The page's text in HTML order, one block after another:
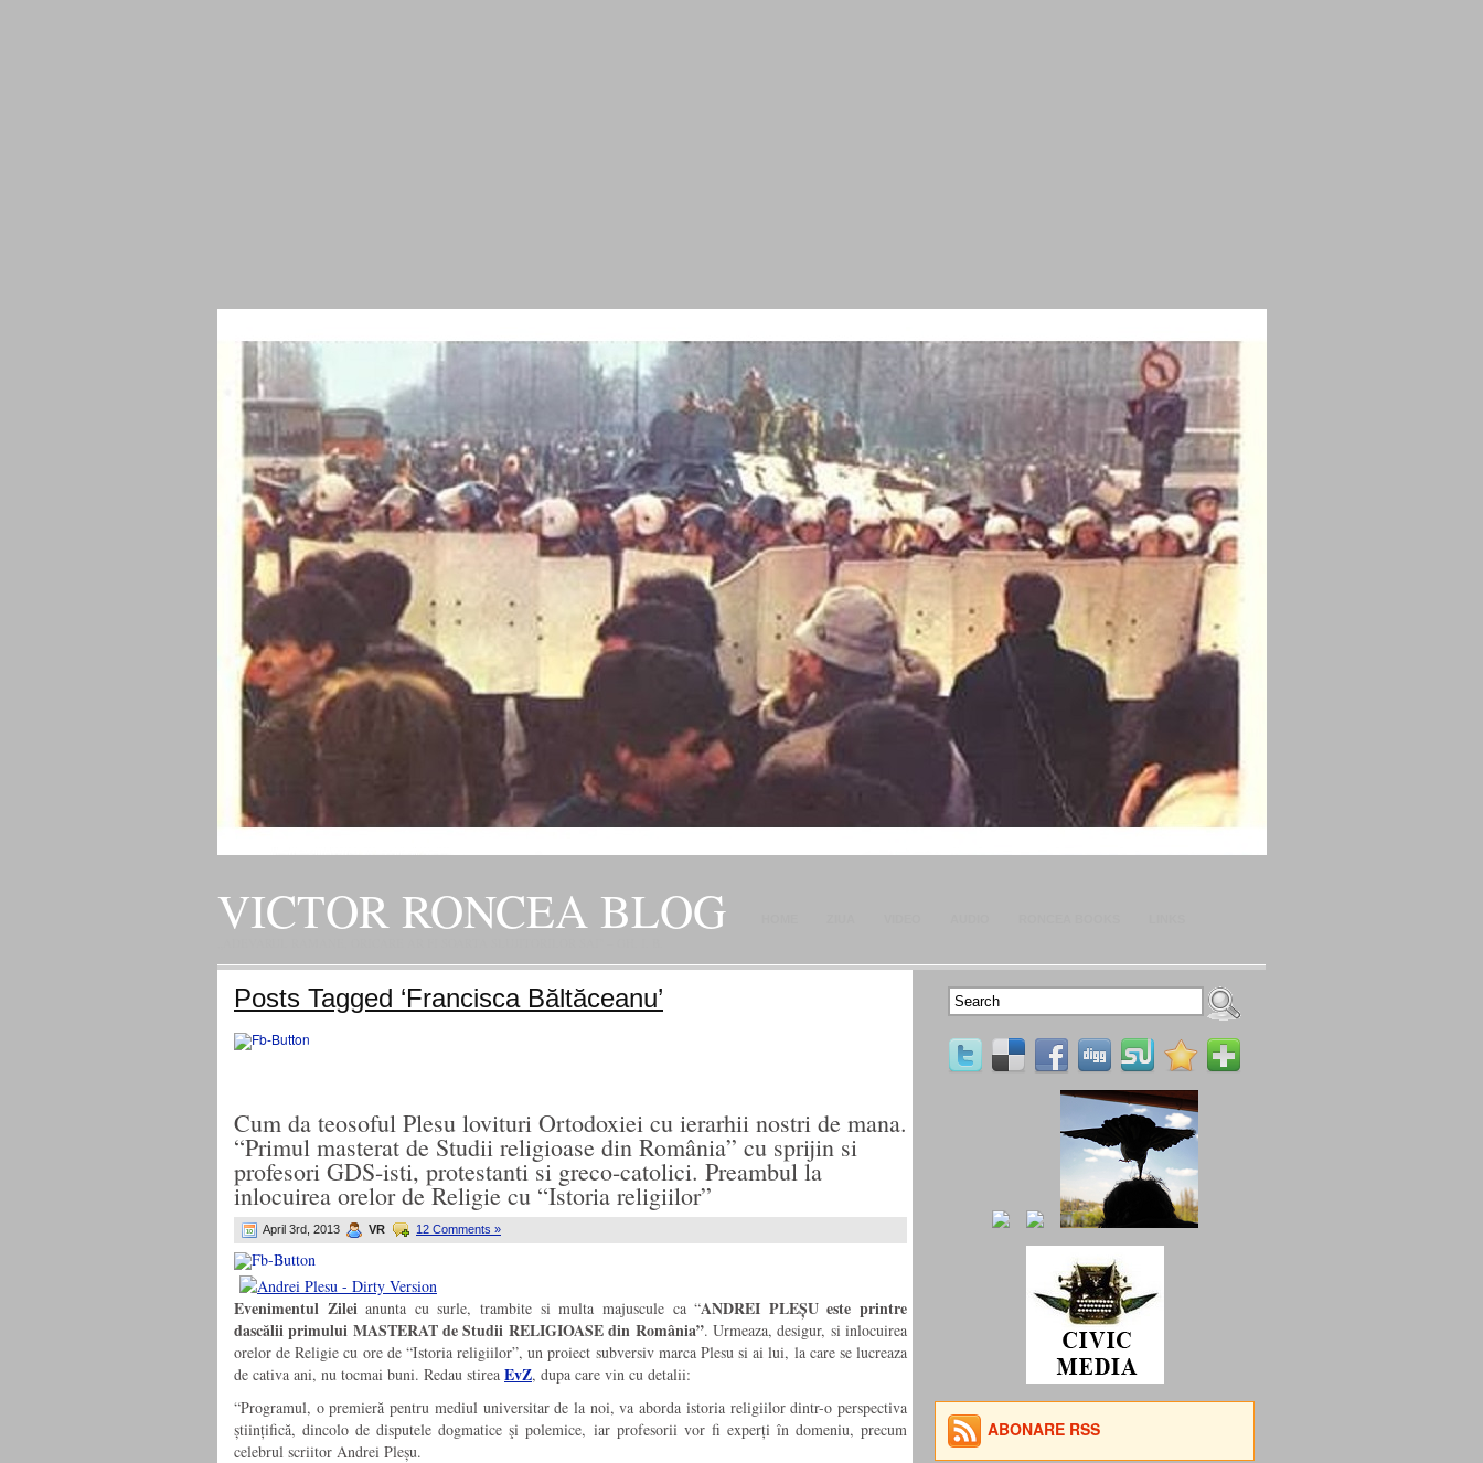
VICTOR RONCEA BLOG
Posts Tagged ‘Francisca Băltăceanu’
Cum da teosoful Plesu lovituri Ortodoxiei cu ierarhii nostri de mana.
“Primul masterat de Studii religioase din România” cu sprijin si
profesori GDS-isti, protestanti si greco-catolici. Preambul la
inlocuirea orelor de Religie cu “Istoria religiilor”
April 3rd, 2013 VR 12 Comments »
Evenimentul Zileianunta cu surle, trambite si multa majuscule ca “ANDREI PLEȘU este printre
dascălii primului MASTERAT de Studii RELIGIOASE din România”. Urmeaza, desigur, si inlocuirea
orelor de Religie cu ore de “Istoria religiilor”, un proiect subversiv marca Plesu si ai lui, la care se lucreaza
de cativa ani, nu tocmai buni. Redau stirea EvZ, dupa care vin cu detalii:
“Programul, o premieră pentru mediul universitar de la noi, va aborda istoria religiilor dintr-o perspectiva
științifică, dincolo de disputele dogmatice şi polemice, iar profesorii vor fi experți în domeniu, precum
celebrul scriitor Andrei Pleșu.
ABONARE RSS